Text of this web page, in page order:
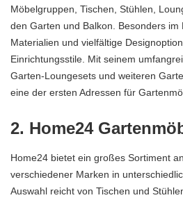
Möbelgruppen, Tischen, Stühlen,
den Garten und Balkon. Besonders
Materialien und vielfältige
Einrichtungsstile. Mit seinem
Garten-Loungesets und weiteren
eine der ersten Adressen für
2. Home24
Home24 bietet ein großes Sortiment
verschiedener Marken in
Auswahl reicht von Tischen und